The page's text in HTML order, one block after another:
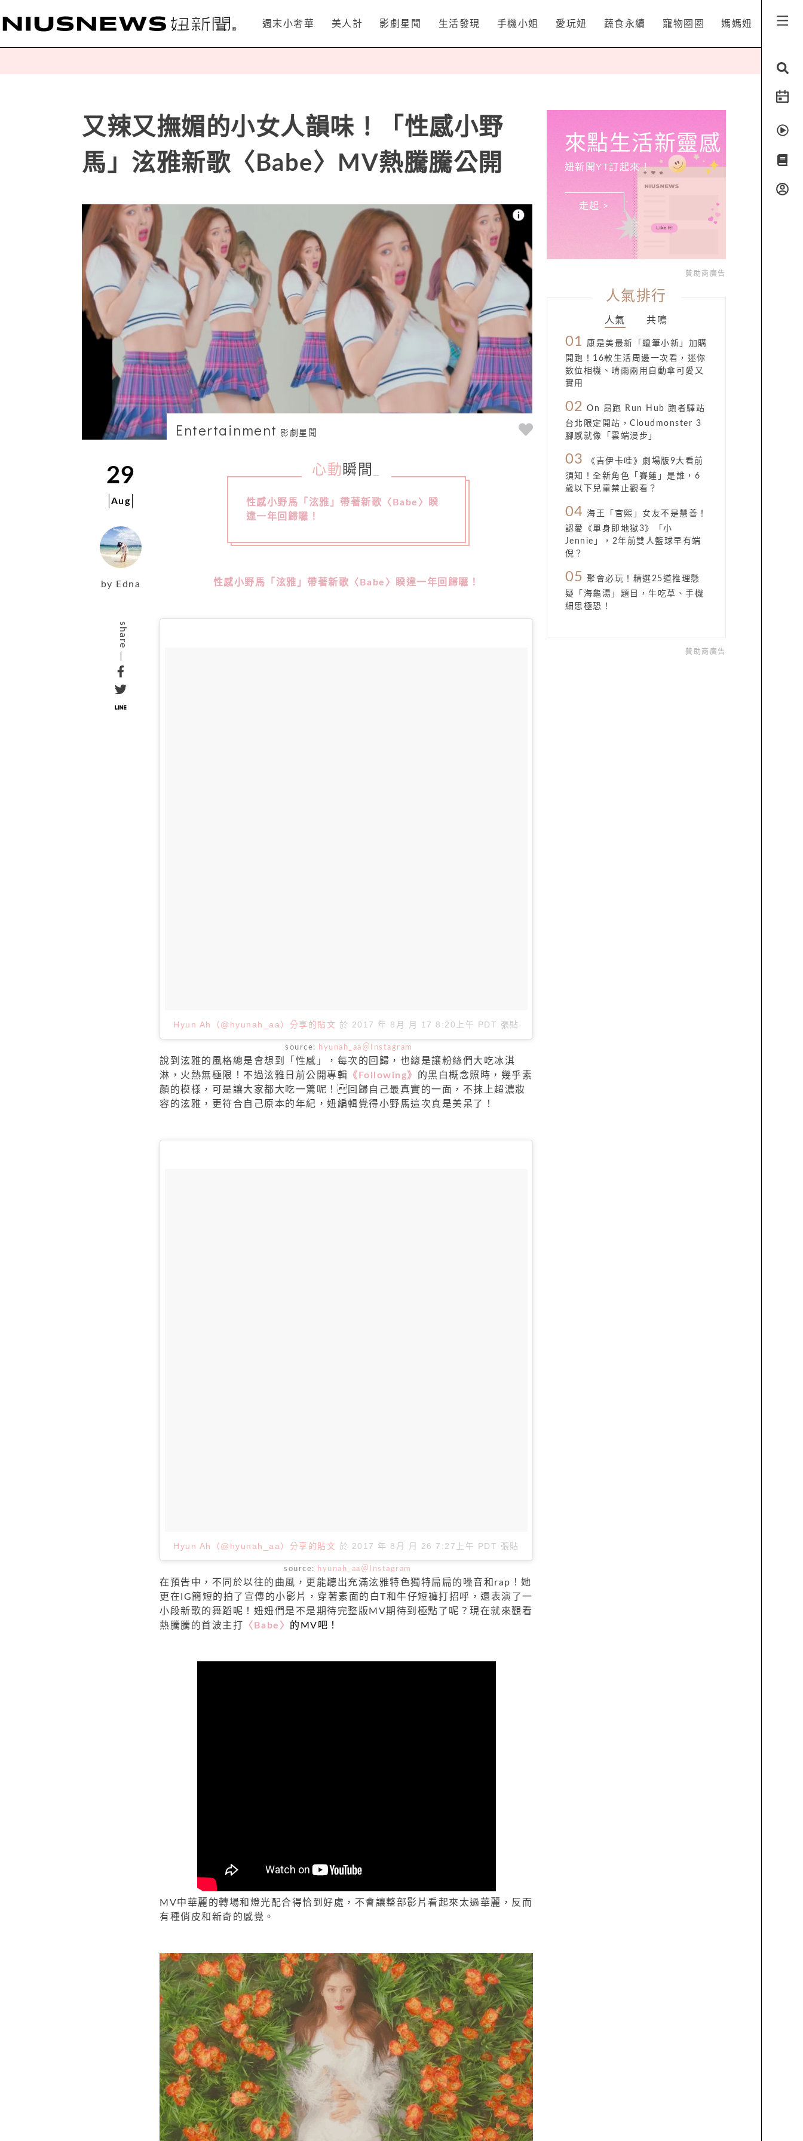
週末小奢華 美人計 影劇星聞 生活發現 手機小姐 愛玩妞 蔬食永續 寵物圈圈 媽媽妞
又辣又撫媚的小女人韻味！「性感小野
馬」泫雅新歌〈Babe〉MV熱騰騰公開
Entertainment 影劇星聞
29
Aug
by Edna
share
心動 瞬間
性感小野馬「泫雅」帶著新歌〈Babe〉睽
違一年回歸囉！
性感小野馬「泫雅」帶著新歌〈Babe〉睽違一年回歸囉！
Hyun Ah（@hyunah_aa）分享的貼文 於 2017 年 8月 月 17 8:20上午 PDT 張貼
source: hyunah_aa＠Instagram
說到泫雅的風格總是會想到「性感」，每次的回歸，也總是讓粉絲們大吃冰淇
淋，火熱無極限！不過泫雅日前公開專輯 《Following》
的黑白概念照時，幾乎素
顏的模樣，可是讓大家都大吃一驚呢！回歸自己最真實的一面，不抹上超濃妝
容的泫雅，更符合自己原本的年紀，妞編輯覺得小野馬這次真是美呆了！
Hyun Ah（@hyunah_aa）分享的貼文 於 2017 年 8月 月 26 7:27上午 PDT 張貼
source: hyunah_aa＠Instagram
在預告中，不同於以往的曲風，更能聽出充滿泫雅特色獨特扁扁的嗓音和rap！她
更在IG簡短的拍了宣傳的小影片，穿著素面的白T和牛仔短褲打招呼，還表演了一
小段新歌的舞蹈呢！妞妞們是不是期待完整版MV期待到極點了呢？現在就來觀看
熱騰騰的首波主打
〈Babe〉 的MV吧！
MV中華麗的轉場和燈光配合得恰到好處，不會讓整部影片看起來太過華麗，反而
有種俏皮和新奇的感覺。
來點生活新靈感
妞新聞YT訂起來！
走起 >
贊助商廣告
人氣排行
人氣 共鳴
01
康是美最新「蠟筆小新」加購
開跑！16款生活周邊一次看，迷你
數位相機、晴雨兩用自動傘可愛又
實用
02 On 昂跑 Run Hub 跑者驛站
台北限定開站，Cloudmonster 3
腳感就像「雲端漫步」
03
《吉伊卡哇》劇場版9大看前
須知！全新角色「賽蓮」是誰，6
歲以下兒童禁止觀看？
04 海王「官熙」女友不是慧善！
認愛《單身即地獄3》「小
Jennie」，2年前雙人籃球早有端
倪？
05 聚會必玩！精選25道推理懸
疑「海龜湯」題目，牛吃草、手機
細思極恐！
贊助商廣告